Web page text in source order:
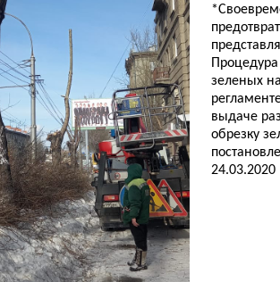
зеленых
выдаче
обрезку